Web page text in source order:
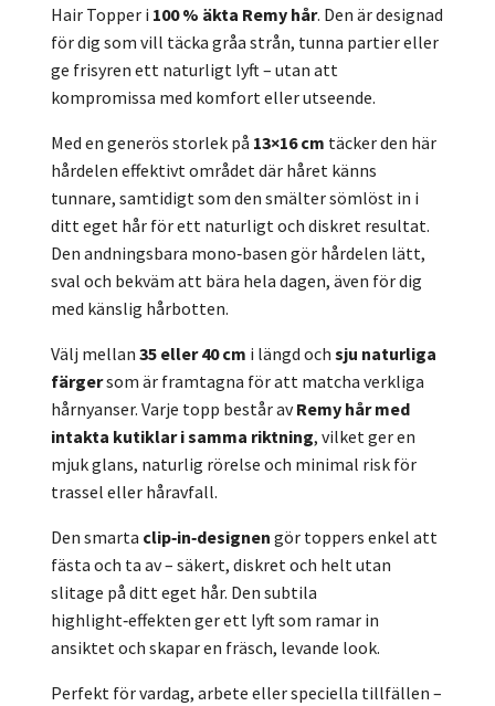
Hair Topper i 100 % äkta Remy hår. Den är designad
för dig som vill täcka gråa strån, tunna partier eller
ge frisyren ett naturligt lyft – utan att
kompromissa med komfort eller utseende.
Med en generös storlek på 13×16 cm täcker den här
hårdelen effektivt området där håret känns
tunnare, samtidigt som den smälter sömlöst in i
ditt eget hår för ett naturligt och diskret resultat.
Den andningsbara mono‑basen gör hårdelen lätt,
sval och bekväm att bära hela dagen, även för dig
med känslig hårbotten.
Välj mellan 35 eller 40 cm i längd och sju naturliga
färgersom är framtagna för att matcha verkliga
hårnyanser. Varje topp består avRemy hår med
intakta kutiklar i samma riktning, vilket ger en
mjuk glans, naturlig rörelse och minimal risk för
trassel eller håravfall.
Den smarta clip‑in‑designen gör toppers enkel att
fästa och ta av – säkert, diskret och helt utan
slitage på ditt eget hår. Den subtila
highlight‑effekten ger ett lyft som ramar in
ansiktet och skapar en fräsch, levande look.
Perfekt för vardag, arbete eller speciella tillfällen –